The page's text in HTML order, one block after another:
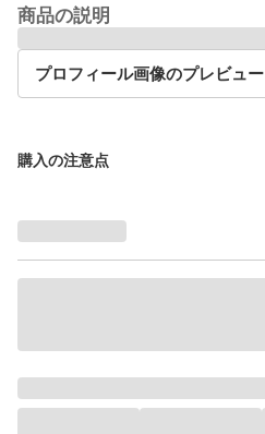
商品の説明
プロフィール画像のプレビュー
購入の注意点